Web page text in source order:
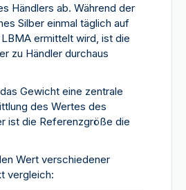
Händlers ab. Während der
Silber einmal täglich auf
ermittelt wird, ist die
zu Händler durchaus
Gewicht eine zentrale
des Wertes des
ist die Referenzgröße die
Wert verschiedener
vergleich: